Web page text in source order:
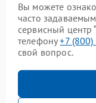
Вы можете
часто
сервисный центр
телефону+7
свой вопрос.